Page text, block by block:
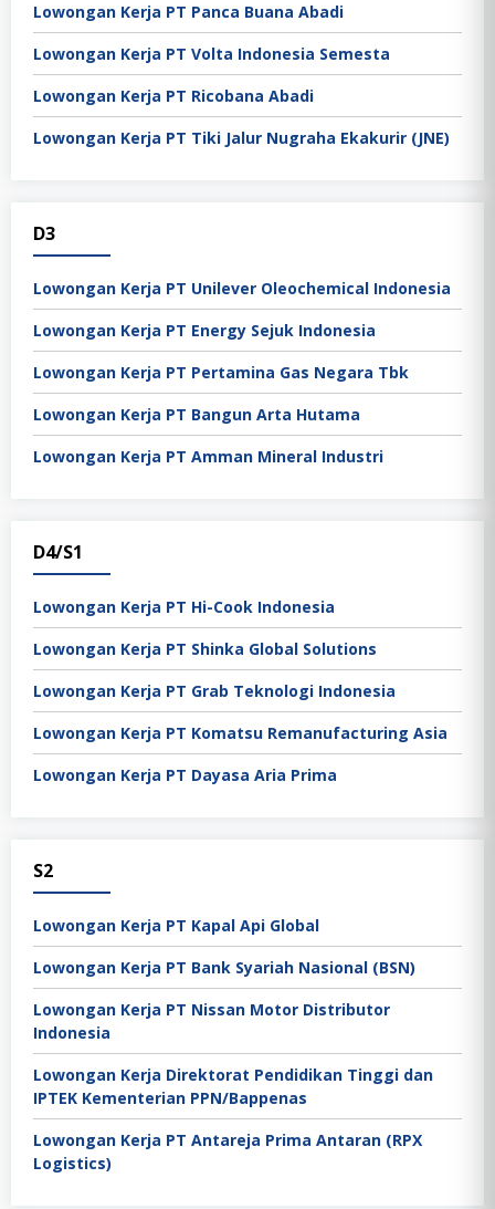
Lowongan Kerja PT Panca Buana Abadi
Lowongan Kerja PT Volta Indonesia Semesta
Lowongan Kerja PT Ricobana Abadi
Lowongan Kerja PT Tiki Jalur Nugraha Ekakurir (JNE)
D3
Lowongan Kerja PT Unilever Oleochemical Indonesia
Lowongan Kerja PT Energy Sejuk Indonesia
Lowongan Kerja PT Pertamina Gas Negara Tbk
Lowongan Kerja PT Bangun Arta Hutama
Lowongan Kerja PT Amman Mineral Industri
D4/S1
Lowongan Kerja PT Hi-Cook Indonesia
Lowongan Kerja PT Shinka Global Solutions
Lowongan Kerja PT Grab Teknologi Indonesia
Lowongan Kerja PT Komatsu Remanufacturing Asia
Lowongan Kerja PT Dayasa Aria Prima
S2
Lowongan Kerja PT Kapal Api Global
Lowongan Kerja PT Bank Syariah Nasional (BSN)
Lowongan Kerja PT Nissan Motor Distributor
Indonesia
Lowongan Kerja Direktorat Pendidikan Tinggi dan
IPTEK Kementerian PPN/Bappenas
Lowongan Kerja PT Antareja Prima Antaran (RPX
Logistics)